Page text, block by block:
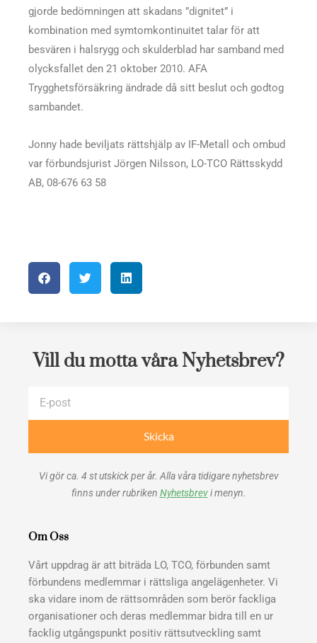
gjorde bedömningen att skadans ”dignitet” i
kombination med symtomkontinuitet talar för att
besvären i halsrygg och skulderblad har samband med
olycksfallet den 21 oktober 2010. AFA
Trygghetsförsäkring ändrade då sitt beslut och godtog
sambandet.
Jonny hade beviljats rättshjälp av IF-Metall och ombud
var förbundsjurist Jörgen Nilsson, LO-TCO Rättsskydd
AB, 08-676 63 58
Vill du motta våra Nyhetsbrev?
Skicka
Vi gör ca. 4 st utskick per år. Alla våra tidigare nyhetsbrev
finns under rubriken Nyhetsbrevi menyn.
Om Oss
Vårt uppdrag är att biträda LO, TCO, förbunden samt
förbundens medlemmar i rättsliga angelägenheter. Vi
ska vidare inom de rättsområden som berör fackliga
organisationer och deras medlemmar bidra till en ur
facklig utgångspunkt positiv rättsutveckling samt